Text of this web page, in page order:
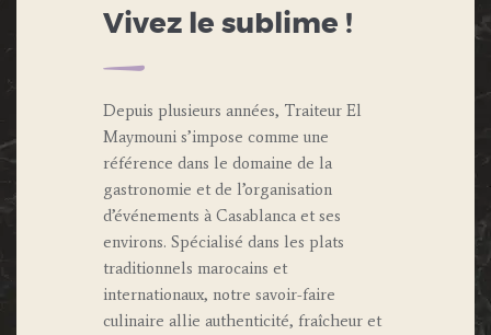
Vivez le sublime !
Depuis plusieurs années, Traiteur El
Maymouni s’impose comme une
référence dans le domaine de la
gastronomie et de l’organisation
d’événements à Casablanca et ses
environs. Spécialisé dans les plats
traditionnels marocains et
internationaux, notre savoir-faire
culinaire allie authenticité, fraîcheur et